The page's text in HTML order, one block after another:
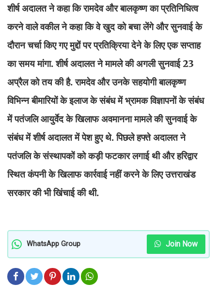
शीर्ष अदालत ने कहा कि रामदेव और बालकृष्ण का प्रतिनिधित्व
करने वाले वकील ने कहा कि वे खुद को बचा लेंगे और सुनवाई के
दौरान चर्चा किए गए मुद्दों पर प्रतिक्रिया देने के लिए एक सप्ताह
का समय मांगा. शीर्ष अदालत ने मामले की अगली सुनवाई 23
अप्रैल को तय की है. रामदेव और उनके सहयोगी बालकृष्ण
विभिन्न बीमारियों के इलाज के संबंध में भ्रामक विज्ञापनों के संबंध
में पतंजलि आयुर्वेद के खिलाफ अवमानना मामले की सुनवाई के
संबंध में शीर्ष अदालत में पेश हुए थे. पिछले हफ्ते अदालत ने
पतंजलि के संस्थापकों को कड़ी फटकार लगाई थी और हरिद्वार
स्थित कंपनी के खिलाफ कार्रवाई नहीं करने के लिए उत्तराखंड
सरकार की भी खिंचाई की थी.
WhatsApp Group Join Now